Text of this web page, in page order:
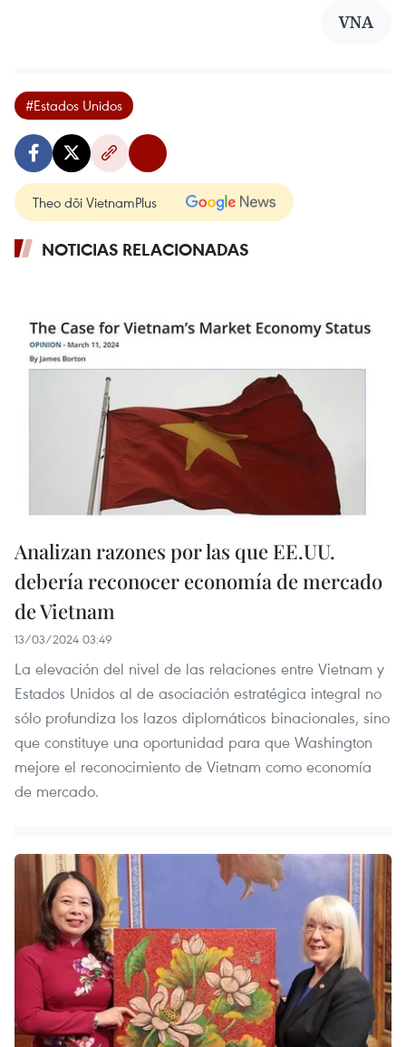
VNA
#Estados Unidos
Theo dõi VietnamPlus
NOTICIAS RELACIONADAS
Analizan razones por las que EE.UU.
debería reconocer economía de mercado
de Vietnam
13/03/2024 03:49
La elevación del nivel de las relaciones entre Vietnam y
Estados Unidos al de asociación estratégica integral no
sólo profundiza los lazos diplomáticos binacionales, sino
que constituye una oportunidad para que Washington
mejore el reconocimiento de Vietnam como economía
de mercado.